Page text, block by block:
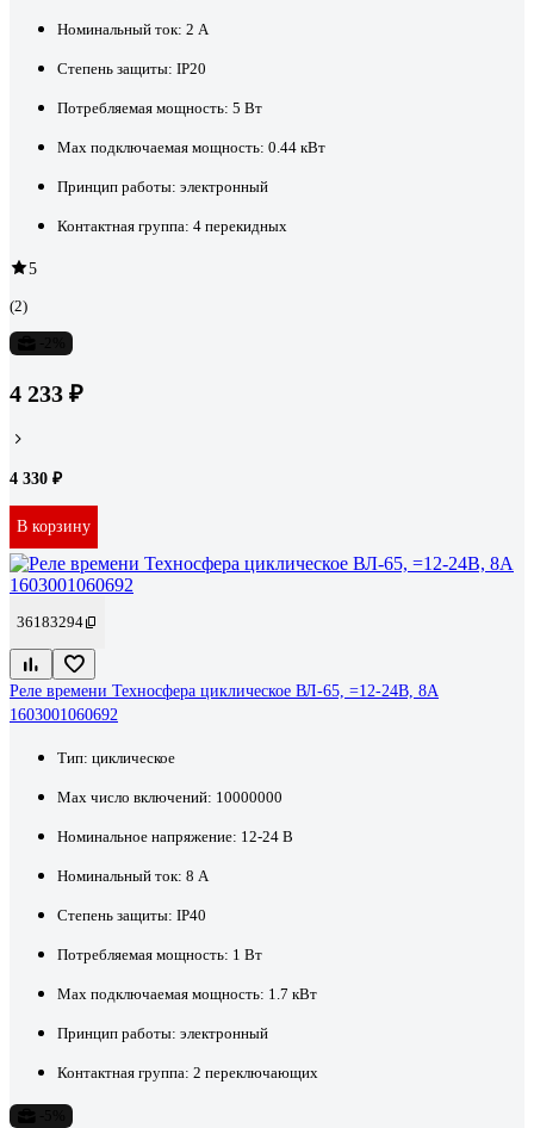
Номинальный ток: 2 А
Степень защиты: IP20
Потребляемая мощность: 5 Вт
Max подключаемая мощность: 0.44 кВт
Принцип работы: электронный
Контактная группа: 4 перекидных
5
(2)
4 233 ₽
4 330 ₽
В корзину
36183294
Реле времени Техносфера циклическое ВЛ-65, =12-24В, 8А
1603001060692
Тип: циклическое
Max число включений: 10000000
Номинальное напряжение: 12-24 В
Номинальный ток: 8 А
Степень защиты: IP40
Потребляемая мощность: 1 Вт
Max подключаемая мощность: 1.7 кВт
Принцип работы: электронный
Контактная группа: 2 переключающих